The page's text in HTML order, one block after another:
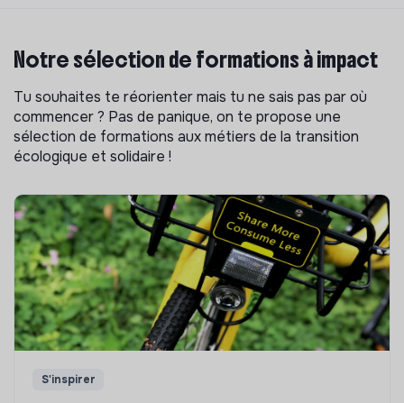
Notre sélection de formations à impact
Tu souhaites te réorienter mais tu ne sais pas par où
commencer ? Pas de panique, on te propose une
sélection de formations aux métiers de la transition
écologique et solidaire !
S'inspirer